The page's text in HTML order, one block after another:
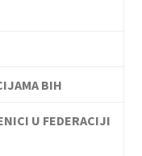
BIH
U FEDERACIJI